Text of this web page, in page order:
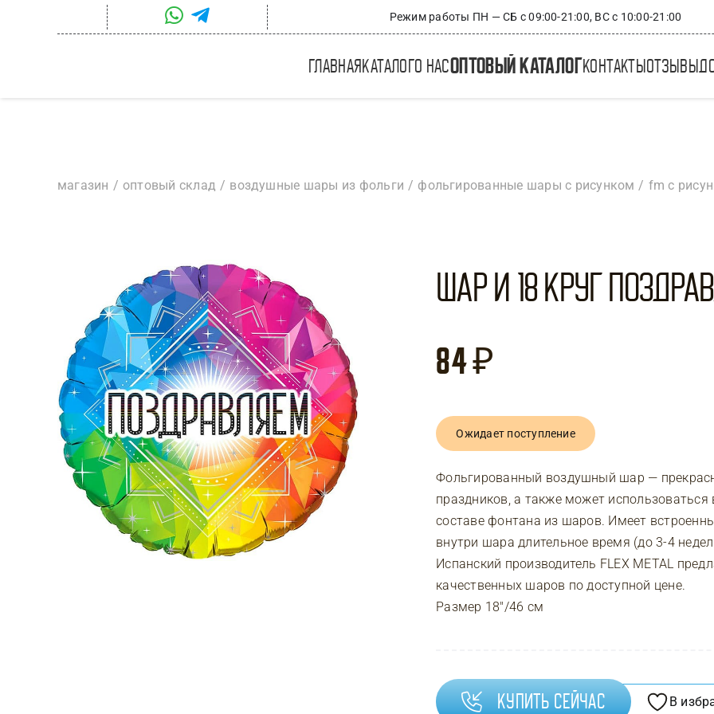
Режим работы ПН — СБ с 09:00-21:00, ВС с 10:00-21:00
главная каталого насоптовый каталогконтакты отзывы
магазин оптовый склад воздушные шары из фольги фольгированные шары с рисунком fm с
Шар И 18 Круг
84₽
Ожидает поступление
Фольгированный воздушный шар —
праздников, а также может использоваться
составе фонтана из шаров. Имеет
внутри шара длительное время (до 3-4
Испанский производитель FLEX METAL
качественных шаров по доступной цене.
Размер 18″/46 см
Купить сейчас В